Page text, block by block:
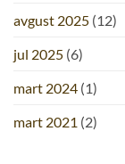
avgust 2025 (12)
jul 2025 (6)
mart 2024 (1)
mart 2021 (2)